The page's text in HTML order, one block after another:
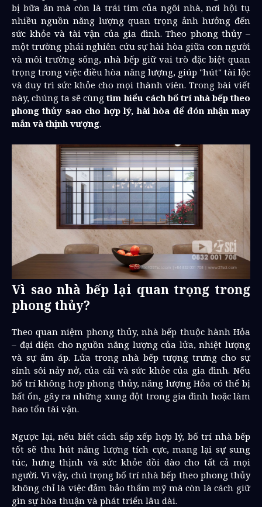
bị bữa ăn mà còn là trái tim của ngôi nhà, nơi hội tụ
nhiều nguồn năng lượng quan trọng ảnh hưởng đến
sức khỏe và tài vận của gia đình. Theo phong thủy –
một trường phái nghiên cứu sự hài hòa giữa con người
và môi trường sống, nhà bếp giữ vai trò đặc biệt quan
trọng trong việc điều hòa năng lượng, giúp "hút" tài lộc
và duy trì sức khỏe cho mọi thành viên. Trong bài viết
này, chúng ta sẽ cùngtìm hiểu cách bố trí nhà bếp theo
phong thủy sao cho hợp lý, hài hòa để đón nhận may
mắn và thịnh vượng.
Vì sao nhà bếp lại quan trọng trong
phong thủy?
Theo quan niệm phong thủy, nhà bếp thuộc hành Hỏa
– đại diện cho nguồn năng lượng của lửa, nhiệt lượng
và sự ấm áp. Lửa trong nhà bếp tượng trưng cho sự
sinh sôi nảy nở, của cải và sức khỏe của gia đình. Nếu
bố trí không hợp phong thủy, năng lượng Hỏa có thể bị
bất ổn, gây ra những xung đột trong gia đình hoặc làm
hao tổn tài vận.
Ngược lại, nếu biết cách sắp xếp hợp lý, bố trí nhà bếp
tốt sẽ thu hút năng lượng tích cực, mang lại sự sung
túc, hưng thịnh và sức khỏe dồi dào cho tất cả mọi
người. Vì vậy, chú trọng bố trí nhà bếp theo phong thủy
không chỉ là việc đảm bảo thẩm mỹ mà còn là cách giữ
gìn sự hòa thuận và phát triển lâu dài.